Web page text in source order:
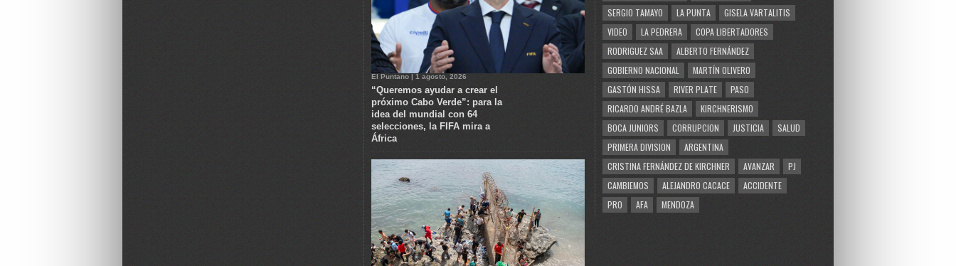
El Puntano | 1 agosto, 2026
“Queremos ayudar a crear el
próximo Cabo Verde”: para la
idea del mundial con 64
selecciones, la FIFA mira a
África
SERGIO TAMAYO
LA PUNTA
GISELA VARTALITIS
VIDEO
LA PEDRERA
COPA LIBERTADORES
RODRIGUEZ SAA
ALBERTO FERNÁNDEZ
GOBIERNO NACIONAL
MARTÍN OLIVERO
GASTÓN HISSA
RIVER PLATE
PASO
RICARDO ANDRÉ BAZLA
KIRCHNERISMO
BOCA JUNIORS
CORRUPCION JUSTICIA
SALUD
PRIMERA DIVISION
ARGENTINA
CRISTINA FERNÁNDEZ DE KIRCHNER
AVANZAR
PJ
CAMBIEMOS
ALEJANDRO CACACE
ACCIDENTE
PRO
AFA MENDOZA